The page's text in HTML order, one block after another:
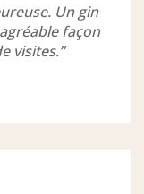
Un gin
façon
visites.”